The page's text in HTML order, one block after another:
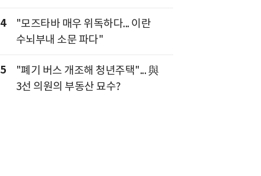
4
"모즈타바 매우 위독하다... 이란
수뇌부내 소문 파다"
5
"폐기 버스 개조해 청년주택"... 與
3선 의원의 부동산 묘수?